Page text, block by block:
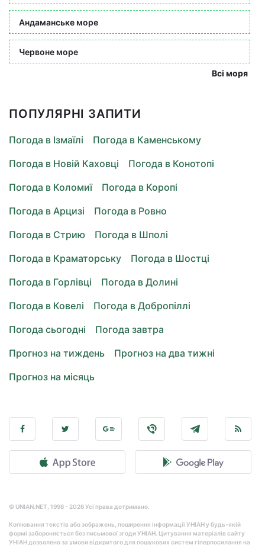
Андаманське море
Червоне море
Всі моря
ПОПУЛЯРНІ ЗАПИТИ
Погода в Ізмаїлі
Погода в Каменському
Погода в Новій Каховці
Погода в Конотопі
Погода в Коломиї
Погода в Коропі
Погода в Арцизі
Погода в Ровно
Погода в Стрию
Погода в Шполі
Погода в Краматорську
Погода в Шостці
Погода в Горлівці
Погода в Долині
Погода в Ковелі
Погода в Добропіллі
Погода сьогодні
Погода завтра
Прогноз на тиждень
Прогноз на два тижні
Прогноз на місяць
© UNIAN.NET, 1998 - 2026 Усі права дотримано.
Копіювання текстів або зображень, поширення інформації УНІАН у будь-якій
формі забороняється без письмової згоди УНІАН. Цитування матеріалів сайту
УНІАН дозволено за умови відкритого для пошукових систем гіперпосилання на